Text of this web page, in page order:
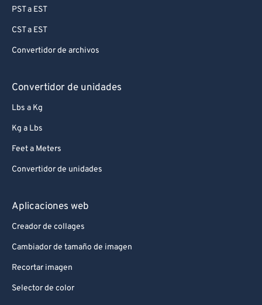
PST a EST
CST a EST
Convertidor de archivos
Convertidor de unidades
Lbs a Kg
Kg a Lbs
Feet a Meters
Convertidor de unidades
Aplicaciones web
Creador de collages
Cambiador de tamaño de imagen
Recortar imagen
Selector de color